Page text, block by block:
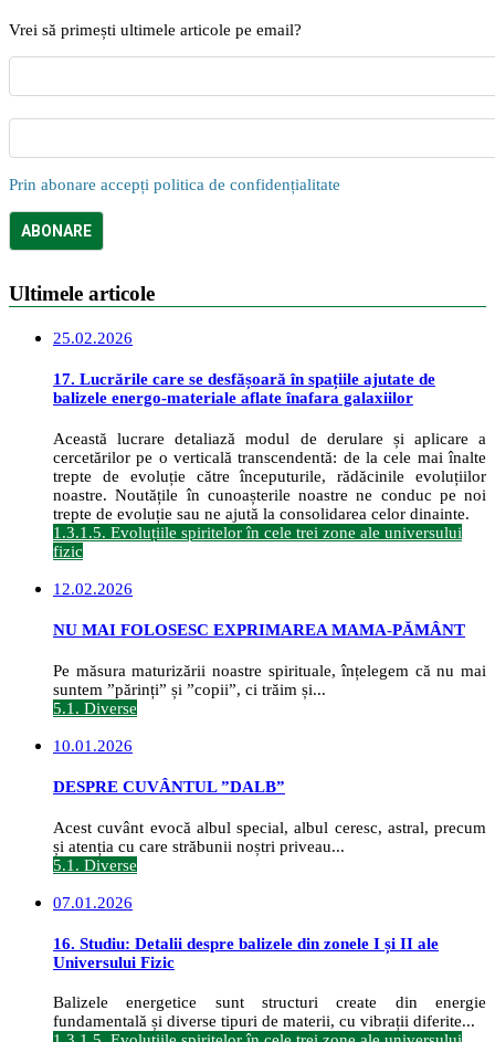
Vrei să primești ultimele articole pe email?
Prin abonare accepți politica de confidențialitate
Ultimele articole
25.02.2026
17. Lucrările care se desfășoară în spațiile ajutate de
balizele energo-materiale aflate înafara galaxiilor
Această lucrare detaliază modul de derulare și aplicare a
cercetărilor pe o verticală transcendentă: de la cele mai înalte
trepte de evoluție către începuturile, rădăcinile evoluțiilor
noastre. Noutățile în cunoașterile noastre ne conduc pe noi
trepte de evoluție sau ne ajută la consolidarea celor dinainte.
1.3.1.5. Evoluțiile spiritelor în cele trei zone ale universului
fizic
12.02.2026
NU MAI FOLOSESC EXPRIMAREA MAMA-PĂMÂNT
Pe măsura maturizării noastre spirituale, înțelegem că nu mai
suntem ”părinți” și ”copii”, ci trăim și...
5.1. Diverse
10.01.2026
DESPRE CUVÂNTUL ”DALB”
Acest cuvânt evocă albul special, albul ceresc, astral, precum
și atenția cu care străbunii noștri priveau...
5.1. Diverse
07.01.2026
16. Studiu: Detalii despre balizele din zonele I și II ale
Universului Fizic
Balizele energetice sunt structuri create din energie
fundamentală și diverse tipuri de materii, cu vibrații diferite...